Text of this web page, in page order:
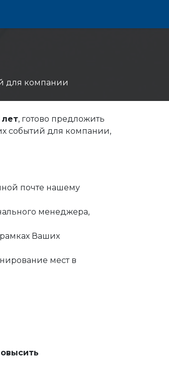
для компании
, готово предложить
событий для компании,
почте нашему
менеджера,
Ваших
мест в